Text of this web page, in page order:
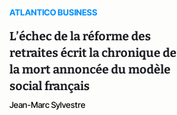
ATLANTICO BUSINESS
L’échec de la réforme des
retraites écrit la chronique de
la mort annoncée du modèle
social français
Jean-Marc Sylvestre